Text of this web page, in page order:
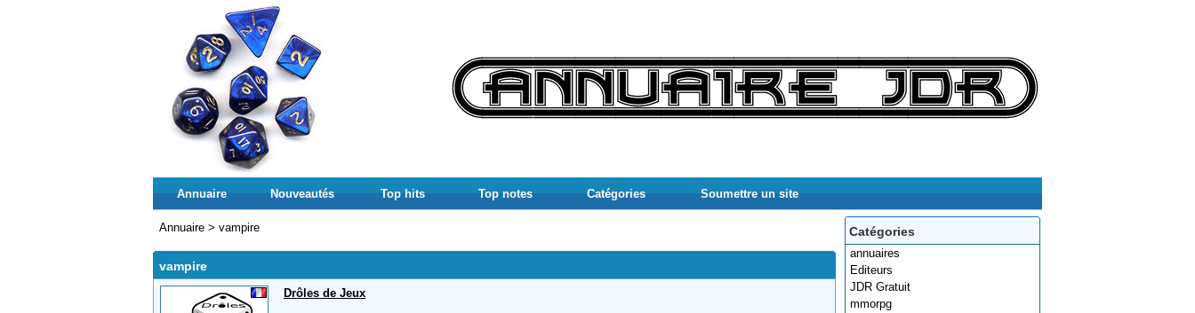
Annuaire Nouveautés Top hits Top notes Catégories Soumettre un site
Catégories
annuaires
Editeurs
JDR Gratuit
mmorpg
Annuaire > vampire
vampire
Drôles de Jeux